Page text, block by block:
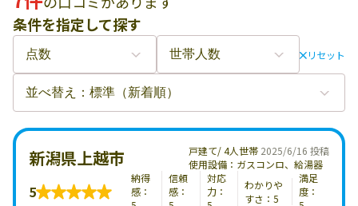
条件を指定して探す
リセット
2025/6/16 投稿
新潟県上越市
戸建て/ 4人世帯
使用設備：ガスコンロ、給湯器
5
納得
感：
信頼
感：
対応
力：
わかりや
すさ：5
満足
度：